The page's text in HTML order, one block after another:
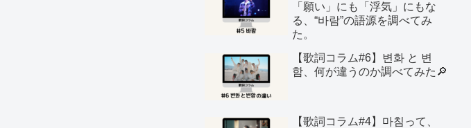
「願い」にも「浮気」にもな
る、“바람”の語源を調べてみ
た。
【歌詞コラム#6】변화 と 변
함、何が違うのか調べてみた🔎
【歌詞コラム#4】마침って、